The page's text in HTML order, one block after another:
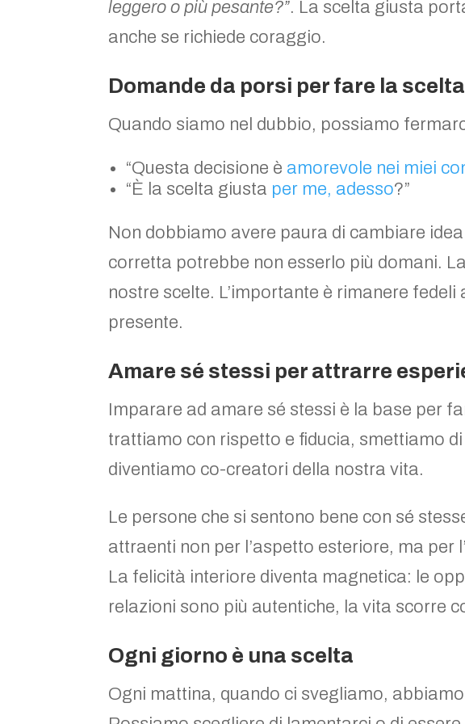
leggero o più pesante?”. La scelta giusta
anche se richiede coraggio.
Domande da porsi per fare la
Quando siamo nel dubbio, possiamo
“Questa decisione è amorevole nei miei
“È la scelta giusta per me, adesso?”
Non dobbiamo avere paura di cambiare
corretta potrebbe non esserlo più domani.
nostre scelte. L’importante è rimanere
presente.
Amare sé stessi per attrarre
Imparare ad amare sé stessi è la base per
trattiamo con rispetto e fiducia, smettiamo
diventiamo co-creatori della nostra vita.
Le persone che si sentono bene con sé
attraenti non per l’aspetto esteriore, ma per
La felicità interiore diventa magnetica: le
relazioni sono più autentiche, la vita scorre
Ogni giorno è una scelta
Ogni mattina, quando ci svegliamo,